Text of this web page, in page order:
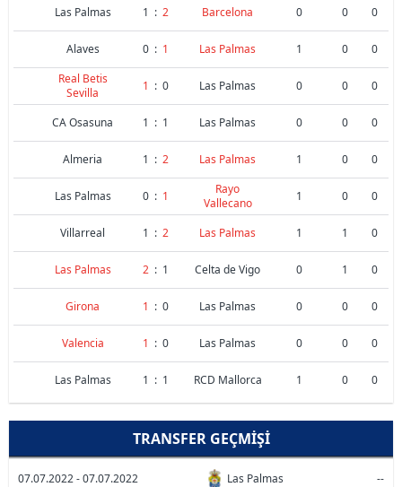
Las Palmas 1 : 2 Barcelona 0 0 0
Alaves 0 : 1 Las Palmas 1 0
0
Real Betis
Sevilla
1 : 0 Las Palmas 0 0 0
CA Osasuna 1 : 1 Las Palmas 0 0 0
Almeria 1 : 2 Las Palmas 1 0 0
Las Palmas 0 : 1
Rayo
Vallecano
1 0 0
Villarreal 1 : 2 Las Palmas 1 1 0
Las Palmas 2 : 1 Celta de Vigo 0 1 0
Girona 1 : 0 Las Palmas 0 0 0
Valencia 1 : 0 Las Palmas 0 0 0
Las Palmas 1 : 1 RCD Mallorca 1 0 0
TRANSFER GEÇMIŞI
07.07.2022 - 07.07.2022 Las Palmas --